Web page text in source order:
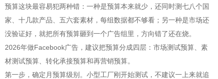
预算这块最容易犯两种错：一种是预算本来就少，还同时测七八个国
家、十几款产品、五六套素材，每组数据都不够看；另一种是市场还
没验证好，就把所有预算砸到一个广告组里，方向错了还在烧。
2026年做Facebook广告，建议把预算分成四层：市场测试预算、素
材测试预算、转化承接预算和再营销预算。
第一步，确定月预算级别。小型工厂刚开始测试，不建议一上来就追